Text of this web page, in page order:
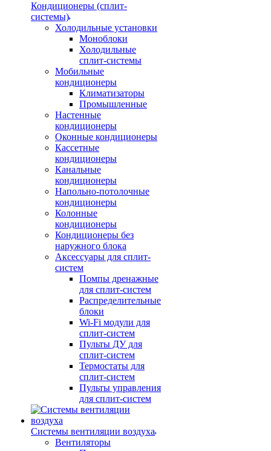
Кондиционеры (сплит-
системы)
Холодильные установки
Моноблоки
Холодильные
сплит-системы
Мобильные
кондиционеры
Климатизаторы
Промышленные
Настенные
кондиционеры
Оконные кондиционеры
Кассетные
кондиционеры
Канальные
кондиционеры
Напольно-потолочные
кондиционеры
Колонные
кондиционеры
Кондиционеры без
наружного блока
Аксессуары для сплит-
систем
Помпы дренажные
для сплит-систем
Распределительные
блоки
Wi-Fi модули для
сплит-систем
Пульты ДУ для
сплит-систем
Термостаты для
сплит-систем
Пульты управления
для сплит-систем
Системы вентиляции воздуха
Вентиляторы